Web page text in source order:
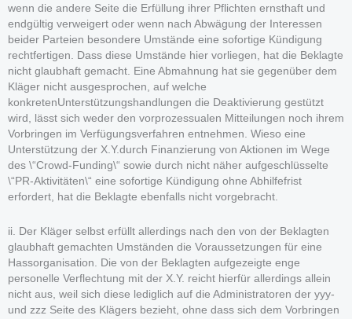
wenn die andere Seite die Erfüllung ihrer Pflichten ernsthaft und
endgültig verweigert oder wenn nach Abwägung der Interessen
beider Parteien besondere Umstände eine sofortige Kündigung
rechtfertigen. Dass diese Umstände hier vorliegen, hat die Beklagte
nicht glaubhaft gemacht. Eine Abmahnung hat sie gegenüber dem
Kläger nicht ausgesprochen, auf welche
konkretenUnterstützungshandlungen die Deaktivierung gestützt
wird, lässt sich weder den vorprozessualen Mitteilungen noch ihrem
Vorbringen im Verfügungsverfahren entnehmen. Wieso eine
Unterstützung der X.Y.durch Finanzierung von Aktionen im Wege
des \“Crowd-Funding\“ sowie durch nicht näher aufgeschlüsselte
\“PR-Aktivitäten\“ eine sofortige Kündigung ohne Abhilfefrist
erfordert, hat die Beklagte ebenfalls nicht vorgebracht.
ii. Der Kläger selbst erfüllt allerdings nach den von der Beklagten
glaubhaft gemachten Umständen die Voraussetzungen für eine
Hassorganisation. Die von der Beklagten aufgezeigte enge
personelle Verflechtung mit der X.Y. reicht hierfür allerdings allein
nicht aus, weil sich diese lediglich auf die Administratoren der yyy-
und zzz Seite des Klägers bezieht, ohne dass sich dem Vorbringen